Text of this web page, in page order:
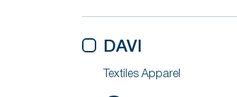
DAVI
Textiles Apparel